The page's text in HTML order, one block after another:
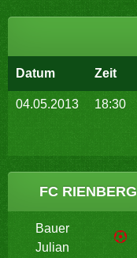
Datum Zeit
04.05.2013 18:30
FC RIENBERG
Bauer
Julian